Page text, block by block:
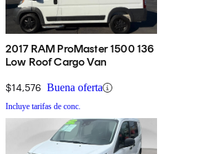
2017 RAM ProMaster 1500 136
Low Roof Cargo Van
$14,576 Buena oferta
Incluye tarifas de conc.